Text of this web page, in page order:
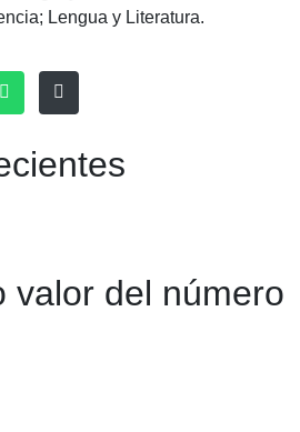
Lengua y Literatura.
valor del número